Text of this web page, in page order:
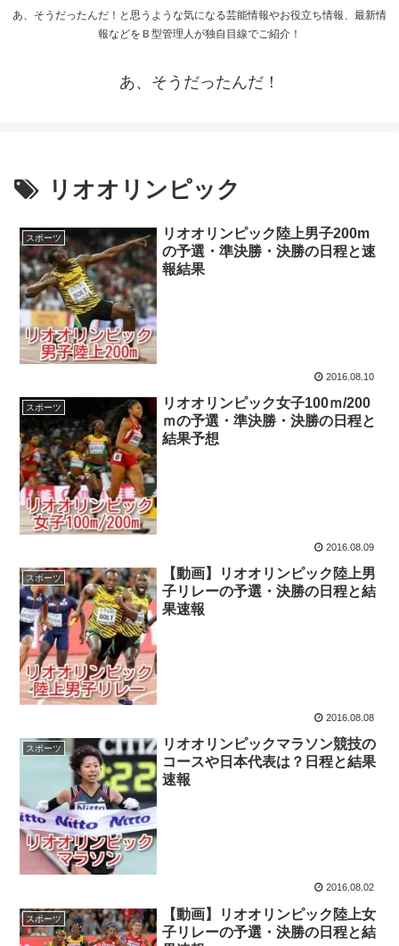
あ、そうだったんだ！と思うような気になる芸能情報やお役立ち情報、最新情
報などをＢ型管理人が独自目線でご紹介！
あ、そうだったんだ！
リオオリンピック
スポーツ
リオオリンピック陸上男子200m
の予選・準決勝・決勝の日程と速
報結果
2016.08.10
スポーツ
リオオリンピック女子100ｍ/200
ｍの予選・準決勝・決勝の日程と
結果予想
2016.08.09
スポーツ
【動画】リオオリンピック陸上男
子リレーの予選・決勝の日程と結
果速報
2016.08.08
スポーツ
リオオリンピックマラソン競技の
コースや日本代表は？日程と結果
速報
2016.08.02
スポーツ
【動画】リオオリンピック陸上女
子リレーの予選・決勝の日程と結